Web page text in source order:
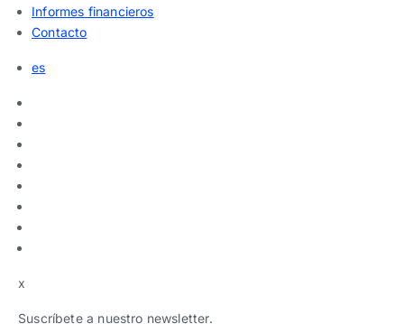
Informes financieros
Contacto
es
x
Suscríbete a nuestro newsletter.